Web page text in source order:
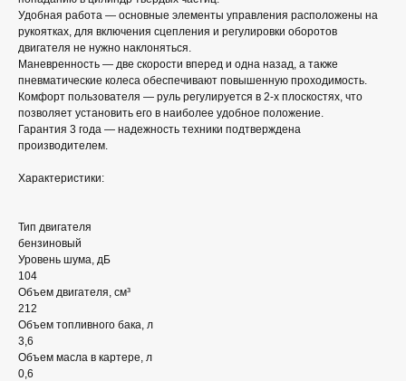
Удобная работа — основные элементы управления расположены на
рукоятках, для включения сцепления и регулировки оборотов
двигателя не нужно наклоняться.
Маневренность — две скорости вперед и одна назад, а также
пневматические колеса обеспечивают повышенную проходимость.
Комфорт пользователя — руль регулируется в 2-х плоскостях, что
позволяет установить его в наиболее удобное положение.
Гарантия 3 года — надежность техники подтверждена
производителем.
Характеристики:
Тип двигателя
бензиновый
Уровень шума, дБ
104
Объем двигателя, см³
212
Объем топливного бака, л
3,6
Объем масла в картере, л
0,6